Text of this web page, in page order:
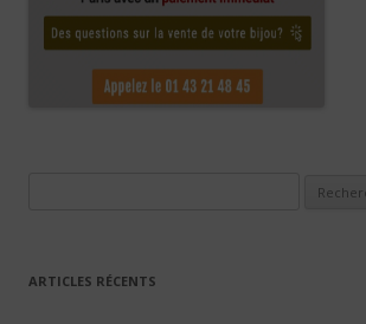
ARTICLES RÉCENTS